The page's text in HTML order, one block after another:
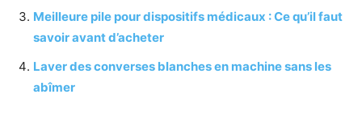
Meilleure pile pour dispositifs médicaux : Ce qu’il faut
savoir avant d’acheter
Laver des converses blanches en machine sans les
abîmer